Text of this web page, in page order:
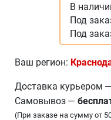
В
Под
Под
Ваш регион:
Доставка курьером —
Самовывоз —
(При заказе на сумму от